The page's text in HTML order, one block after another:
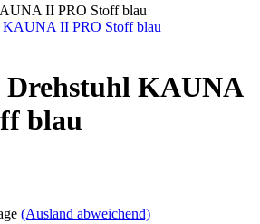
II PRO Stoff blau
KAUNA
blau
(Ausland abweichend)